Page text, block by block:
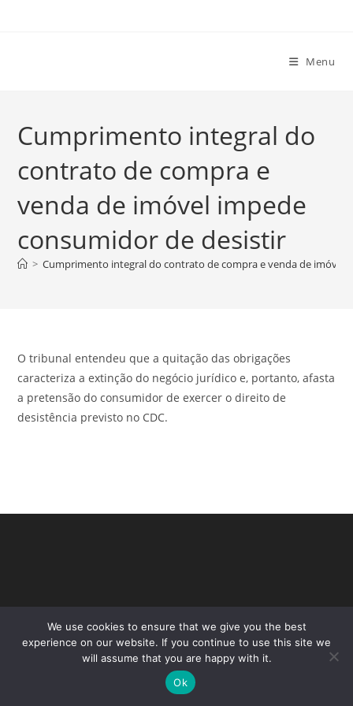
Menu
Cumprimento integral do
contrato de compra e
venda de imóvel impede
consumidor de desistir
> Cumprimento integral do contrato de compra e venda de imóvel
O tribunal entendeu que a quitação das obrigações
caracteriza a extinção do negócio jurídico e, portanto, afasta
a pretensão do consumidor de exercer o direito de
desistência previsto no CDC.
Copyright - WordPress Theme by OceanWP
We use cookies to ensure that we give you the best
experience on our website. If you continue to use this site we
will assume that you are happy with it.
Ok